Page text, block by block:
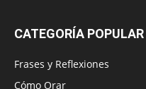
CATEGORÍA POPULAR
Frases y Reflexiones
Cómo Orar